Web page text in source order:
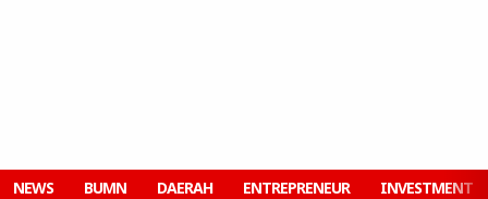
NEWS BUMN DAERAH ENTREPRENEUR INVESTMENT